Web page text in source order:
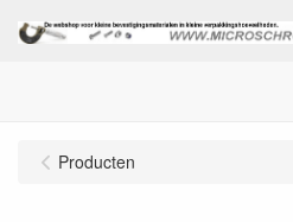
Producten